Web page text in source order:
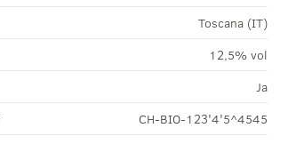
Toscana (IT)
12,5% vol
Ja
CH-BIO-123'4'5^4545